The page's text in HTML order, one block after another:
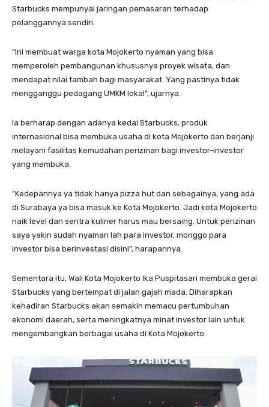
Starbucks mempunyai jaringan pemasaran terhadap
pelanggannya sendiri.
“Ini membuat warga kota Mojokerto nyaman yang bisa
memperoleh pembangunan khususnya proyek wisata, dan
mendapat nilai tambah bagi masyarakat. Yang pastinya tidak
mengganggu pedagang UMKM lokal”, ujarnya.
Ia berharap dengan adanya kedai Starbucks, produk
internasional bisa membuka usaha di kota Mojokerto dan berjanji
melayani fasilitas kemudahan perizinan bagi investor-investor
yang membuka.
“Kedepannya ya tidak hanya pizza hut dan sebagainya, yang ada
di Surabaya ya bisa masuk ke Kota Mojokerto. Jadi kota Mojokerto
naik level dan sentra kuliner harus mau bersaing. Untuk perizinan
saya yakin sudah nyaman lah para investor, monggo para
investor bisa berinvestasi disini”, harapannya.
Sementara itu, Wali Kota Mojokerto Ika Puspitasari membuka gerai
Starbucks yang bertempat di jalan gajah mada. Diharapkan
kehadiran Starbucks akan semakin memacu pertumbuhan
ekonomi daerah, serta meningkatnya minat investor lain untuk
mengembangkan berbagai usaha di Kota Mojokerto.